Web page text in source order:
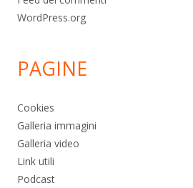
WordPress.org
PAGINE
Cookies
Galleria immagini
Galleria video
Link utili
Podcast